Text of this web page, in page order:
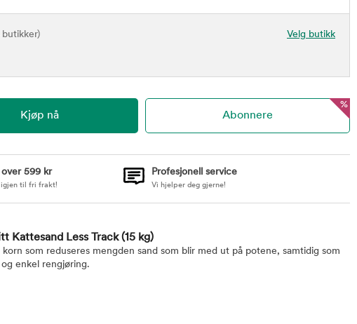
Velg butikk
%
599 kr
igjen til fri frakt!
Profesjonell service
Vi hjelper deg gjerne!
Kattesand Less Track(15 kg)
som reduseres mengden sand som blir med ut på potene, samtidig som
enkel rengjøring.